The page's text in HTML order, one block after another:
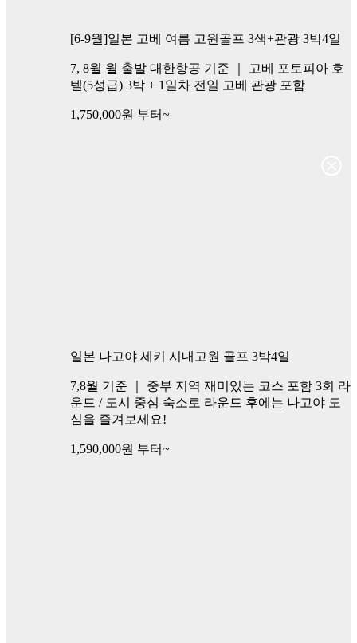
[6-9월]일본 고베 여름 고원골프 3색+관광 3박4일
7, 8월 월 출발 대한항공 기준 ｜ 고베 포토피아 호
텔(5성급) 3박 + 1일차 전일 고베 관광 포함
1,750,000원 부터~
일본 나고야 세키 시내고원 골프 3박4일
7,8월 기준 ｜ 중부 지역 재미있는 코스 포함 3회 라
운드 / 도시 중심 숙소로 라운드 후에는 나고야 도
심을 즐겨보세요!
1,590,000원 부터~